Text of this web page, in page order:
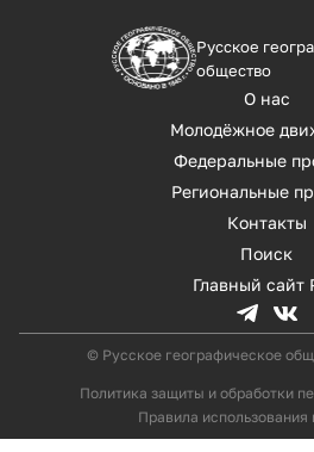
Русское
общество
О нас
Молодёжное
Федеральные
Региональные
Контакты
Поиск
Главный сайт
© Русское географическое
Политика защиты и обработки
Правила использования